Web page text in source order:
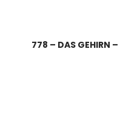
778 – DAS GEHIRN